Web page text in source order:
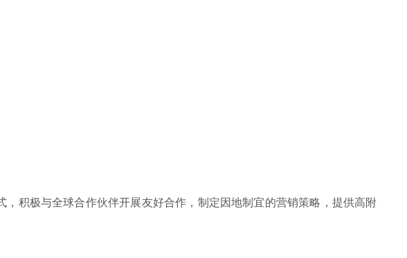
积极与全球合作伙伴开展友好合作，制定因地制宜的营销策略，提供高附